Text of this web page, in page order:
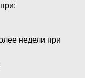
недели при